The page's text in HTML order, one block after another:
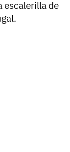
escalerilla de